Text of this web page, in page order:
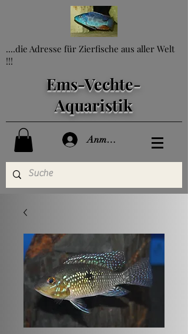
....die Adresse für Zierfische aus aller Welt
!!!
Ems-Vechte-
Aquaristik
Anmelden